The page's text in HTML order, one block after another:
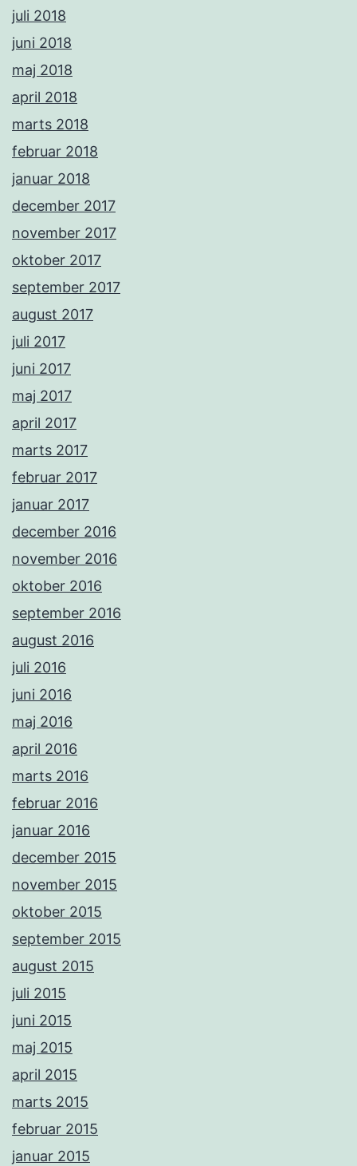
juli 2018
juni 2018
maj 2018
april 2018
marts 2018
februar 2018
januar 2018
december 2017
november 2017
oktober 2017
september 2017
august 2017
juli 2017
juni 2017
maj 2017
april 2017
marts 2017
februar 2017
januar 2017
december 2016
november 2016
oktober 2016
september 2016
august 2016
juli 2016
juni 2016
maj 2016
april 2016
marts 2016
februar 2016
januar 2016
december 2015
november 2015
oktober 2015
september 2015
august 2015
juli 2015
juni 2015
maj 2015
april 2015
marts 2015
februar 2015
januar 2015